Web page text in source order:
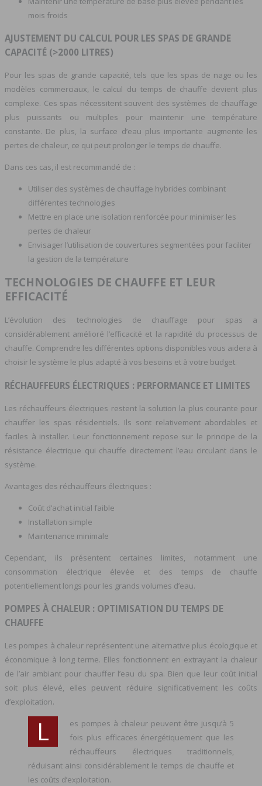
mois froids
AJUSTEMENT DU CALCUL POUR LES SPAS DE GRANDE
CAPACITÉ (>2000 LITRES)
Pour les spas de grande capacité, tels que les spas de nage ou les
modèles commerciaux, le calcul du temps de chauffe devient plus
complexe. Ces spas nécessitent souvent des systèmes de chauffage
plus puissants ou multiples pour maintenir une température
constante. De plus, la surface d’eau plus importante augmente les
pertes de chaleur, ce qui peut prolonger le temps de chauffe.
Dans ces cas, il est recommandé de :
Utiliser des systèmes de chauffage hybrides combinant
différentes technologies
Mettre en place une isolation renforcée pour minimiser les
pertes de chaleur
Envisager l’utilisation de couvertures segmentées pour faciliter
la gestion de la température
TECHNOLOGIES DE CHAUFFE ET LEUR
EFFICACITÉ
L’évolution des technologies de chauffage pour spas a
considérablement amélioré l’efficacité et la rapidité du processus de
chauffe. Comprendre les différentes options disponibles vous aidera à
choisir le système le plus adapté à vos besoins et à votre budget.
RÉCHAUFFEURS ÉLECTRIQUES : PERFORMANCE ET LIMITES
Les réchauffeurs électriques restent la solution la plus courante pour
chauffer les spas résidentiels. Ils sont relativement abordables et
faciles à installer. Leur fonctionnement repose sur le principe de la
résistance électrique qui chauffe directement l’eau circulant dans le
système.
Avantages des réchauffeurs électriques :
Coût d’achat initial faible
Installation simple
Maintenance minimale
Cependant, ils présentent certaines limites, notamment une
consommation électrique élevée et des temps de chauffe
potentiellement longs pour les grands volumes d’eau.
POMPES À CHALEUR : OPTIMISATION DU TEMPS DE
CHAUFFE
Les pompes à chaleur représentent une alternative plus écologique et
économique à long terme. Elles fonctionnent en extrayant la chaleur
de l’air ambiant pour chauffer l’eau du spa. Bien que leur coût initial
soit plus élevé, elles peuvent réduire significativement les coûts
d’exploitation.
L
es pompes à chaleur peuvent être jusqu’à 5
fois plus efficaces énergétiquement que les
réchauffeurs électriques traditionnels,
réduisant ainsi considérablement le temps de chauffe et
les coûts d’exploitation.